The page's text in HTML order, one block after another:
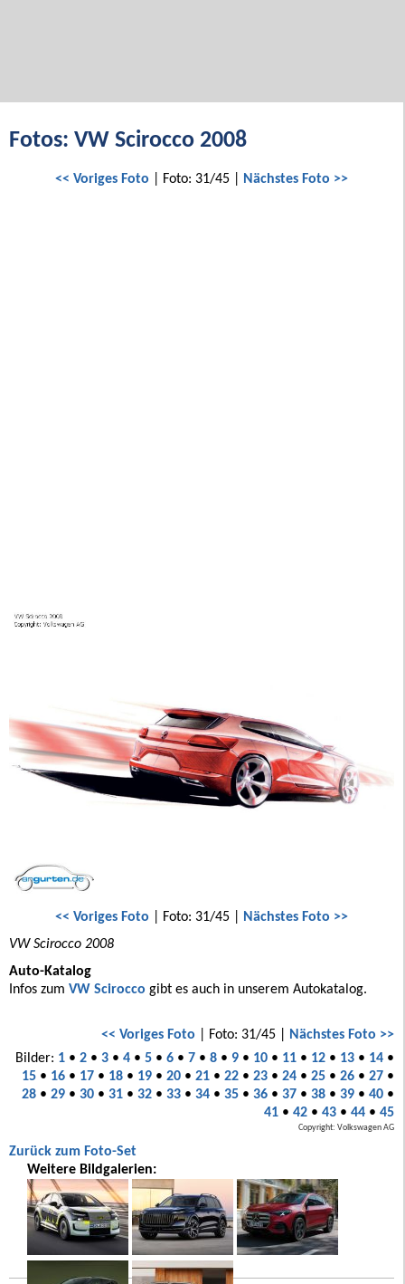
Fotos: VW Scirocco 2008
<< Voriges Foto | Foto: 31/45 | Nächstes Foto >>
<< Voriges Foto | Foto: 31/45 | Nächstes Foto >>
VW Scirocco 2008
Auto-Katalog
Infos zum VW Scirocco gibt es auch in unserem Autokatalog.
<< Voriges Foto | Foto: 31/45 | Nächstes Foto >>
Bilder: 1• 2• 3• 4• 5• 6• 7• 8• 9• 10• 11• 12• 13• 14•
15• 16• 17• 18• 19• 20• 21• 22• 23• 24• 25• 26• 27•
28• 29• 30• 31• 32• 33• 34• 35• 36• 37• 38• 39• 40•
41• 42• 43• 44• 45
Copyright: Volkswagen AG
Zurück zum Foto-Set
Weitere Bildgalerien: